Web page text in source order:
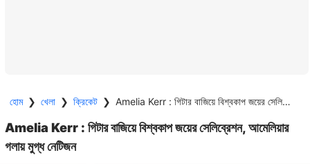
হোম ❯ খেলা ❯ ক্রিকেট ❯ Amelia Kerr : গিটার বাজিয়ে বিশ্বকাপ জয়ের সেলিব্রেশন, আমেলিয়ার গলায় মুগ্ধ নেটিজন
Amelia Kerr : গিটার বাজিয়ে বিশ্বকাপ জয়ের সেলিব্রেশন, আমেলিয়ার
গলায় মুগ্ধ নেটিজন